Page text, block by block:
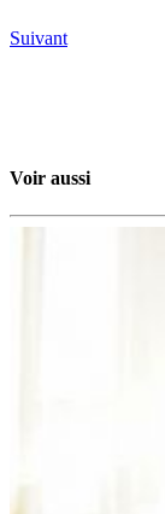
Suivant
Voir aussi